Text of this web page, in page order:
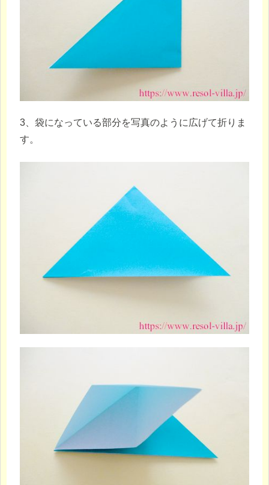
3、袋になっている部分を写真のように広げて折りま
す。